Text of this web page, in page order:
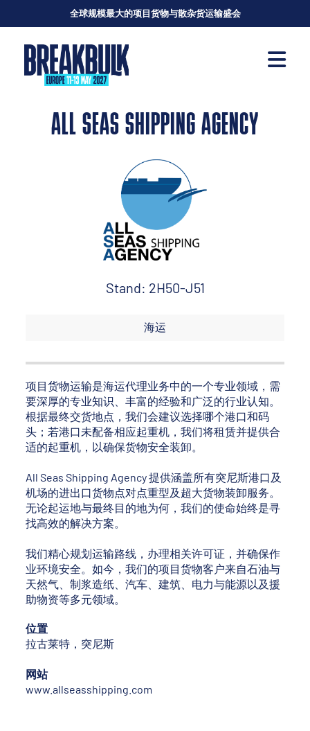
全球规模最大的项目货物与散杂货运输盛会
ALL SEAS SHIPPING AGENCY
Stand: 2H50-J51
海运
项目货物运输是海运代理业务中的一个专业领域，需
要深厚的专业知识、丰富的经验和广泛的行业认知。
根据最终交货地点，我们会建议选择哪个港口和码
头；若港口未配备相应起重机，我们将租赁并提供合
适的起重机，以确保货物安全装卸。
All Seas Shipping Agency 提供涵盖所有突尼斯港口及
机场的进出口货物点对点重型及超大货物装卸服务。
无论起运地与最终目的地为何，我们的使命始终是寻
找高效的解决方案。
我们精心规划运输路线，办理相关许可证，并确保作
业环境安全。如今，我们的项目货物客户来自石油与
天然气、制浆造纸、汽车、建筑、电力与能源以及援
助物资等多元领域。
位置
拉古莱特，突尼斯
网站
www.allseasshipping.com